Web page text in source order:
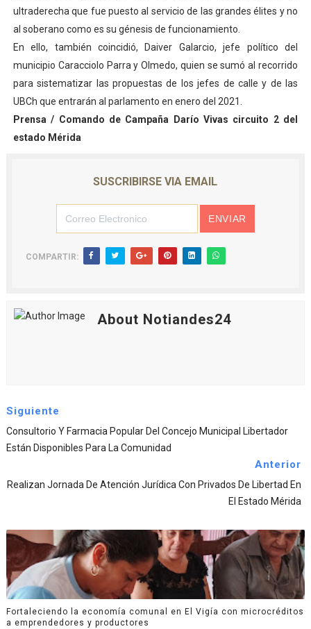
ultraderecha que fue puesto al servicio de las grandes élites y no
al soberano como es su génesis de funcionamiento.
En ello, también coincidió, Daiver Galarcio, jefe político del
municipio Caracciolo Parra y Olmedo, quien se sumó al recorrido
para sistematizar las propuestas de los jefes de calle y de las
UBCh que entrarán al parlamento en enero del 2021.
Prensa / Comando de Campaña Darío Vivas circuito 2 del
estado Mérida
SUSCRIBIRSE VIA EMAIL
COMPARTIR:
About Notiandes24
Siguiente
Consultorio Y Farmacia Popular Del Concejo Municipal Libertador
Están Disponibles Para La Comunidad
Anterior
Realizan Jornada De Atención Jurídica Con Privados De Libertad En
El Estado Mérida
Fortaleciendo la economía comunal en El Vigía con microcréditos
a emprendedores y productores